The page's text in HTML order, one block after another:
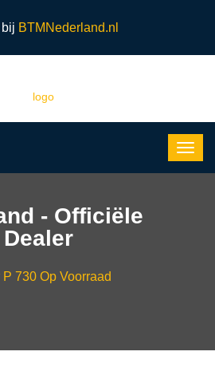
BTMNederland.nl
- Officiële
730 Op Voorraad